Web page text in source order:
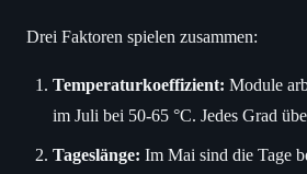
Drei Faktoren spielen zusammen:
Temperaturkoeffizient: Module
im Juli bei 50-65 °C. Jedes Grad
Tageslänge: Im Mai sind die Tage